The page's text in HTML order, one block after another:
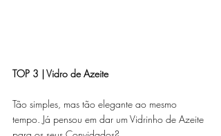
TOP 3 | Vidro de Azeite
Tão simples, mas tão elegante ao mesmo
tempo. Já pensou em dar um Vidrinho de Azeite